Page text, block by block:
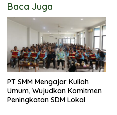
Baca Juga
PT SMM Mengajar Kuliah
Umum, Wujudkan Komitmen
Peningkatan SDM Lokal